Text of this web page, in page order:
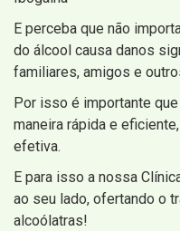
E perceba que não
do álcool causa danos
familiares, amigos e
Por isso é importante
maneira rápida e
efetiva.
E para isso a nossa
ao seu lado, ofertando o
alcoólatras!